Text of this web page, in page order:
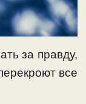
за правду,
все